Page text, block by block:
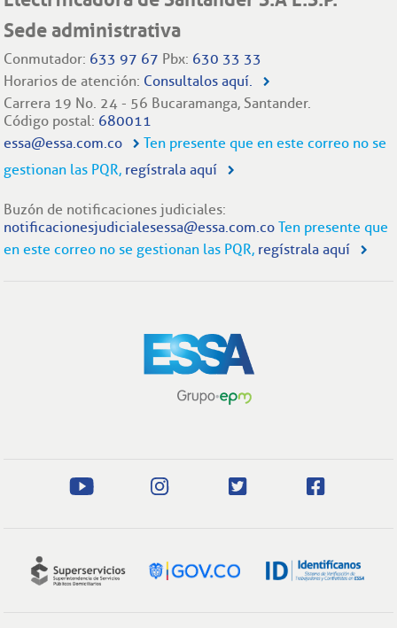
Sede administrativa
Conmutador: 633 97 67 Pbx: 630 33 33
Horarios de atención: Consultalos aquí.
Carrera 19 No. 24 - 56 Bucaramanga, Santander.
Código postal: 680011
essa@essa.com.co
Ten presente que en este correo no se
gestionan las PQR, regístrala aquí
Buzón de notificaciones judiciales:
notificacionesjudicialesessa@essa.com.co Ten presente que
en este correo no se gestionan las PQR, regístrala aquí